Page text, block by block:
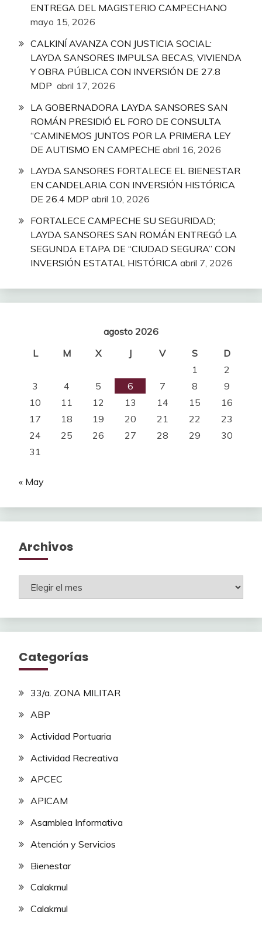
ENTREGA DEL MAGISTERIO CAMPECHANO
mayo 15, 2026
CALKINÍ AVANZA CON JUSTICIA SOCIAL:
LAYDA SANSORES IMPULSA BECAS, VIVIENDA
Y OBRA PÚBLICA CON INVERSIÓN DE 27.8
MDP abril 17, 2026
LA GOBERNADORA LAYDA SANSORES SAN
ROMÁN PRESIDIÓ EL FORO DE CONSULTA
“CAMINEMOS JUNTOS POR LA PRIMERA LEY
DE AUTISMO EN CAMPECHE abril 16, 2026
LAYDA SANSORES FORTALECE EL BIENESTAR
EN CANDELARIA CON INVERSIÓN HISTÓRICA
DE 26.4 MDP abril 10, 2026
FORTALECE CAMPECHE SU SEGURIDAD;
LAYDA SANSORES SAN ROMÁN ENTREGÓ LA
SEGUNDA ETAPA DE “CIUDAD SEGURA” CON
INVERSIÓN ESTATAL HISTÓRICA abril 7, 2026
agosto 2026
L
M X J V S
D
1
2
3
4 5 6 7 8
9
10
11 12 13 14 15
16
17
18 19 20 21 22
23
24
25 26 27 28 29
30
31
« May
Archivos
Archivos
Categorías
33/a. ZONA MILITAR
ABP
Actividad Portuaria
Actividad Recreativa
APCEC
APICAM
Asamblea Informativa
Atención y Servicios
Bienestar
Calakmul
Calakmul